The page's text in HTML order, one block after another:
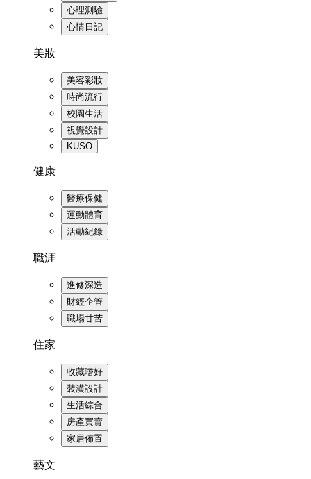
心理測驗
心情日記
美妝
美容彩妝
時尚流行
校園生活
視覺設計
KUSO
健康
醫療保健
運動體育
活動紀錄
職涯
進修深造
財經企管
職場甘苦
住家
收藏嗜好
裝潢設計
生活綜合
房產買賣
家居佈置
藝文